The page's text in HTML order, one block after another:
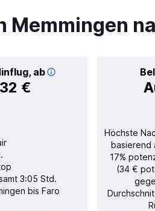
Memmingen
ab
32 €
3:05 Std.
bis Faro
Höchste
basierend
17%
(34 €